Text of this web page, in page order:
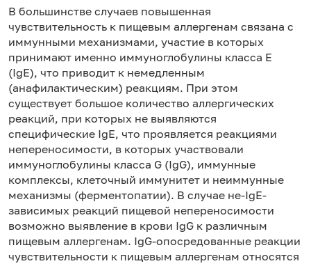
В большинстве случаев повышенная
чувствительность к пищевым аллергенам связана с
иммунными механизмами, участие в которых
принимают именно иммуноглобулины класса Е
(IgE), что приводит к немедленным
(анафилактическим) реакциям. При этом
существует большое количество аллергических
реакций, при которых не выявляются
специфические IgE, что проявляется реакциями
непереносимости, в которых участвовали
иммуноглобулины класса G (IgG), иммунные
комплексы, клеточный иммунитет и неиммунные
механизмы (ферментопатии). В случае не-IgE-
зависимых реакций пищевой непереносимости
возможно выявление в крови IgG к различным
пищевым аллергенам. IgG-опосредованные реакции
чувствительности к пищевым аллергенам относятся